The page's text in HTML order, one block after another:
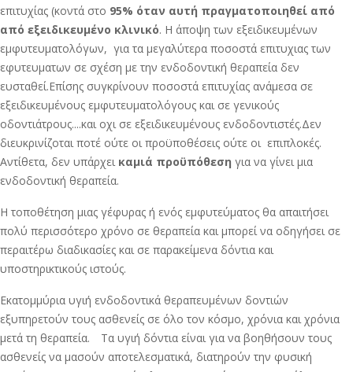
επιτυχίας (κοντά στο 95% όταν αυτή πραγματοποιηθεί από
από εξειδικευμένο κλινικό. Η άποψη των εξειδικευμένων
εμφυτευματολόγων, για τα μεγαλύτερα ποσοστά επιτυχιας των
εφυτευματων σε σχέση με την ενδοδοντική θεραπεία δεν
ευσταθεί.Επίσης συγκρίνουν ποσοστά επιτυχίας ανάμεσα σε
εξειδικευμένους εμφυτευματολόγους και σε γενικούς
οδοντιάτρους....και οχι σε εξειδικευμένους ενδοδοντιστές.Δεν
διευκρινίζοται ποτέ ούτε οι προϋποθέσεις ούτε οι επιπλοκές.
Αντίθετα, δεν υπάρχει καμιά προϋπόθεση για να γίνει μια
ενδοδοντική θεραπεία.
Η τοποθέτηση μιας γέφυρας ή ενός εμφυτεύματος θα απαιτήσει
πολύ περισσότερο χρόνο σε θεραπεία και μπορεί να οδηγήσει σε
περαιτέρω διαδικασίες και σε παρακείμενα δόντια και
υποστηρικτικούς ιστούς.
Εκατομμύρια υγιή ενδοδοντικά θεραπευμένων δοντιών
εξυπηρετούν τους ασθενείς σε όλο τον κόσμο, χρόνια και χρόνια
μετά τη θεραπεία. Τα υγιή δόντια είναι για να βοηθήσουν τους
ασθενείς να μασούν αποτελεσματικά, διατηρούν την φυσική